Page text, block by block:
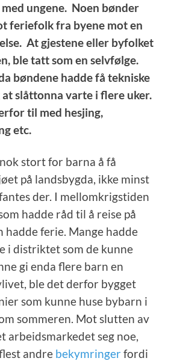
ungene. Noen bønder
feriefolk fra byene mot en
At gjestene eller byfolket
ble tatt som en selvfølge.
bøndene hadde få tekniske
slåttonna varte i flere uker.
til med hesjing,
etc.
stort for barna å få
på landsbygda, ikke minst
der. I mellomkrigstiden
hadde råd til å reise på
hadde ferie. Mange hadde
i distriktet som de kunne
gi enda flere barn en
ble det derfor bygget
som kunne huse bybarn i
sommeren. Mot slutten av
seg noe,
andre bekymringerfordi